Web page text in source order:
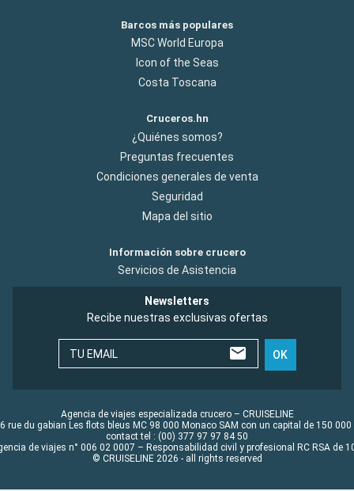
Barcos más populares
MSC World Europa
Icon of the Seas
Costa Toscana
Cruceros.hn
¿Quiénes somos?
Preguntas frecuentes
Condiciones generales de venta
Seguridad
Mapa del sitio
Información sobre crucero
Servicios de Asistencia
Newsletters
Recibe nuestras exclusivas ofertas
TU EMAIL OK
Agencia de viajes especializada crucero – CRUISELINE
rue du gabian Les flots bleus MC 98 000 Monaco SAM con un capital de 150 000
contact tel : (00) 377 97 97 84 50
de viajes n° 006 02 0007 – Responsabilidad civil y profesional RC RSA de
© CRUISELINE 2026 - all rights reserved